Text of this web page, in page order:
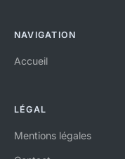
NAVIGATION
Accueil
LÉGAL
Mentions légales